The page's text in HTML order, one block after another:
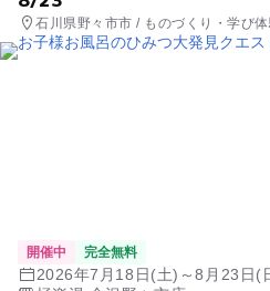
石川県野々市市 / ものづくり・学び
ト
開催中 完全無料
2026年7月18日(土)～8月23日(